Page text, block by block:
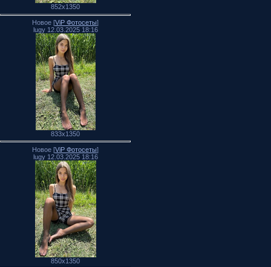
852x1350
Новое [ViP Фотосеты]
lugy 12.03.2025 18:16
833x1350
Новое [ViP Фотосеты]
lugy 12.03.2025 18:16
850x1350